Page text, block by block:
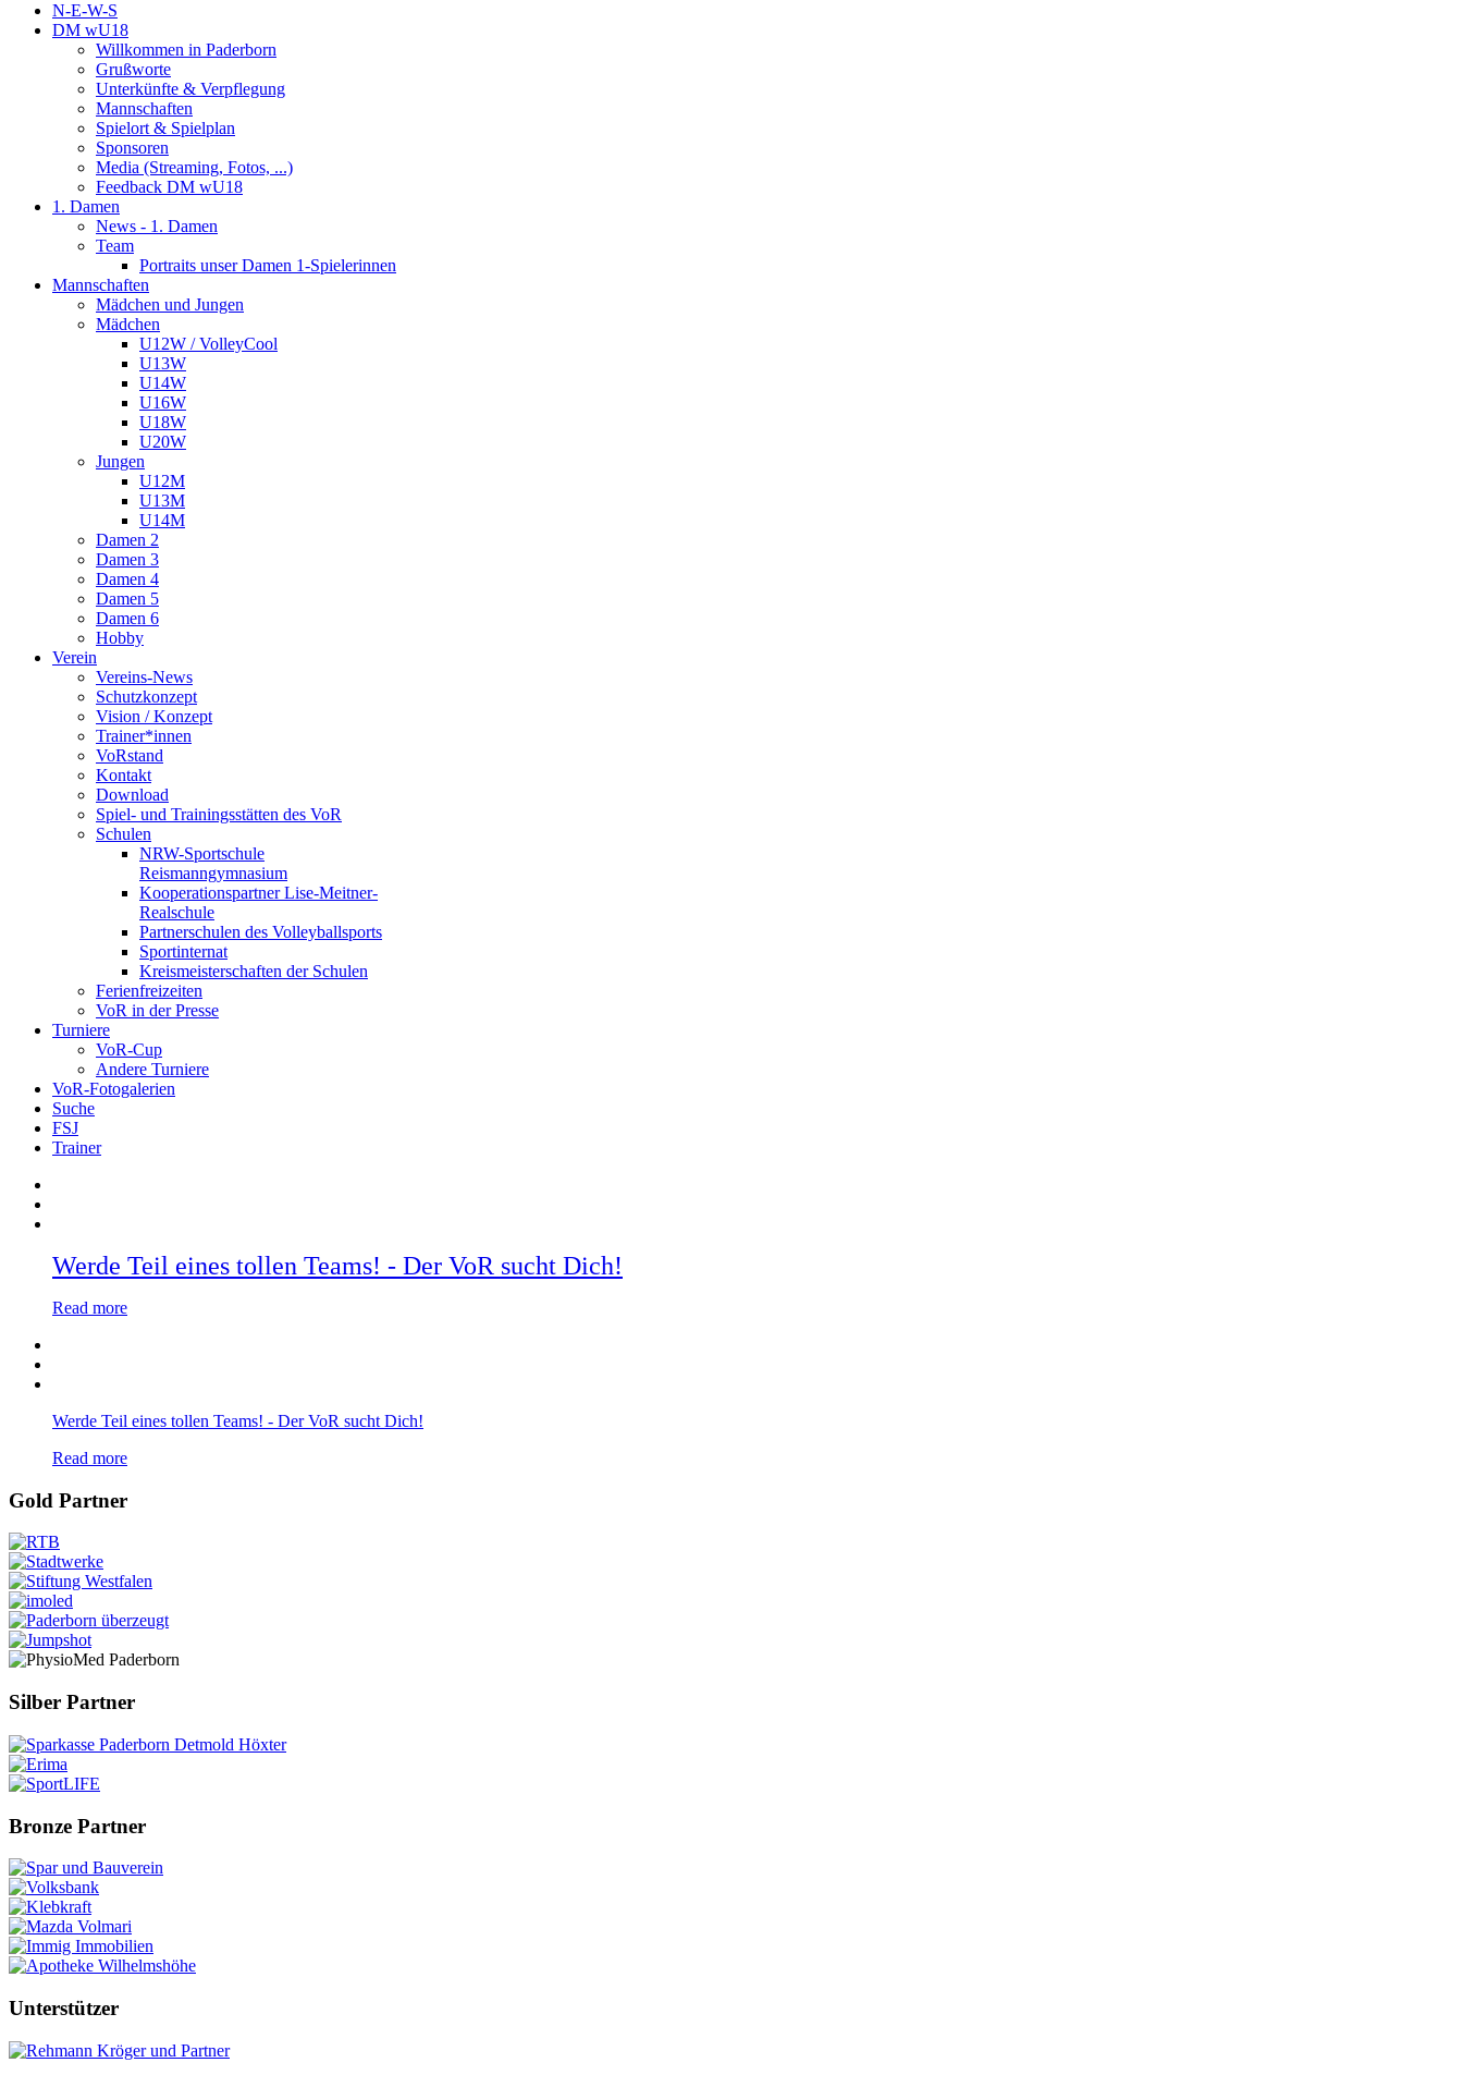
N-E-W-S
DM wU18
Willkommen in Paderborn
Grußworte
Unterkünfte & Verpflegung
Mannschaften
Spielort & Spielplan
Sponsoren
Media (Streaming, Fotos, ...)
Feedback DM wU18
1. Damen
News - 1. Damen
Team
Portraits unser Damen 1-Spielerinnen
Mannschaften
Mädchen und Jungen
Mädchen
U12W / VolleyCool
U13W
U14W
U16W
U18W
U20W
Jungen
U12M
U13M
U14M
Damen 2
Damen 3
Damen 4
Damen 5
Damen 6
Hobby
Verein
Vereins-News
Schutzkonzept
Vision / Konzept
Trainer*innen
VoRstand
Kontakt
Download
Spiel- und Trainingsstätten des VoR
Schulen
NRW-Sportschule
Reismanngymnasium
Kooperationspartner Lise-Meitner-
Realschule
Partnerschulen des Volleyballsports
Sportinternat
Kreismeisterschaften der Schulen
Ferienfreizeiten
VoR in der Presse
Turniere
VoR-Cup
Andere Turniere
VoR-Fotogalerien
Suche
FSJ
Trainer
Werde Teil eines tollen Teams! - Der VoR sucht Dich!
Read more
Werde Teil eines tollen Teams! - Der VoR sucht Dich!
Read more
Gold Partner
Silber Partner
Bronze Partner
Unterstützer